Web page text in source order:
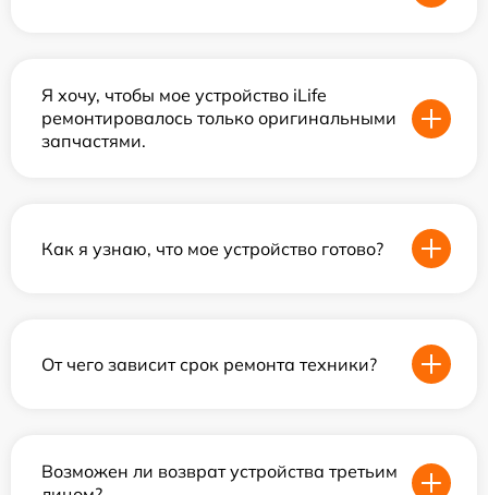
Я хочу, чтобы мое устройство iLife
ремонтировалось только оригинальными
запчастями.
Как я узнаю, что мое устройство готово?
От чего зависит срок ремонта техники?
Возможен ли возврат устройства третьим